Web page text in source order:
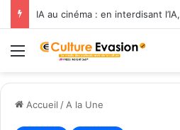
Menu
Accueil / A la Une